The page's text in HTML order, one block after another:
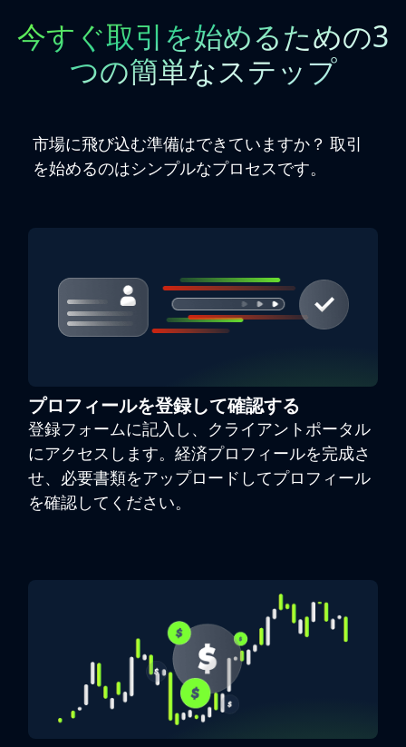
今すぐ取引を始めるための3
つの簡単なステップ
市場に飛び込む準備はできていますか？ 取引
を始めるのはシンプルなプロセスです。
プロフィールを登録して確認する
登録フォームに記入し、クライアントポータル
にアクセスします。経済プロフィールを完成さ
せ、必要書類をアップロードしてプロフィール
を確認してください。